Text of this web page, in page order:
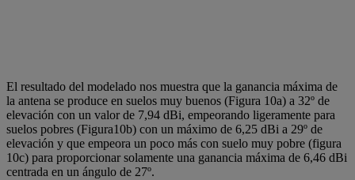
El resultado del modelado nos muestra que la ganancia máxima de
la antena se produce en suelos muy buenos (Figura 10a) a 32º de
elevación con un valor de 7,94 dBi, empeorando ligeramente para
suelos pobres (Figura10b) con un máximo de 6,25 dBi a 29º de
elevación y que empeora un poco más con suelo muy pobre (figura
10c) para proporcionar solamente una ganancia máxima de 6,46 dBi
centrada en un ángulo de 27º.